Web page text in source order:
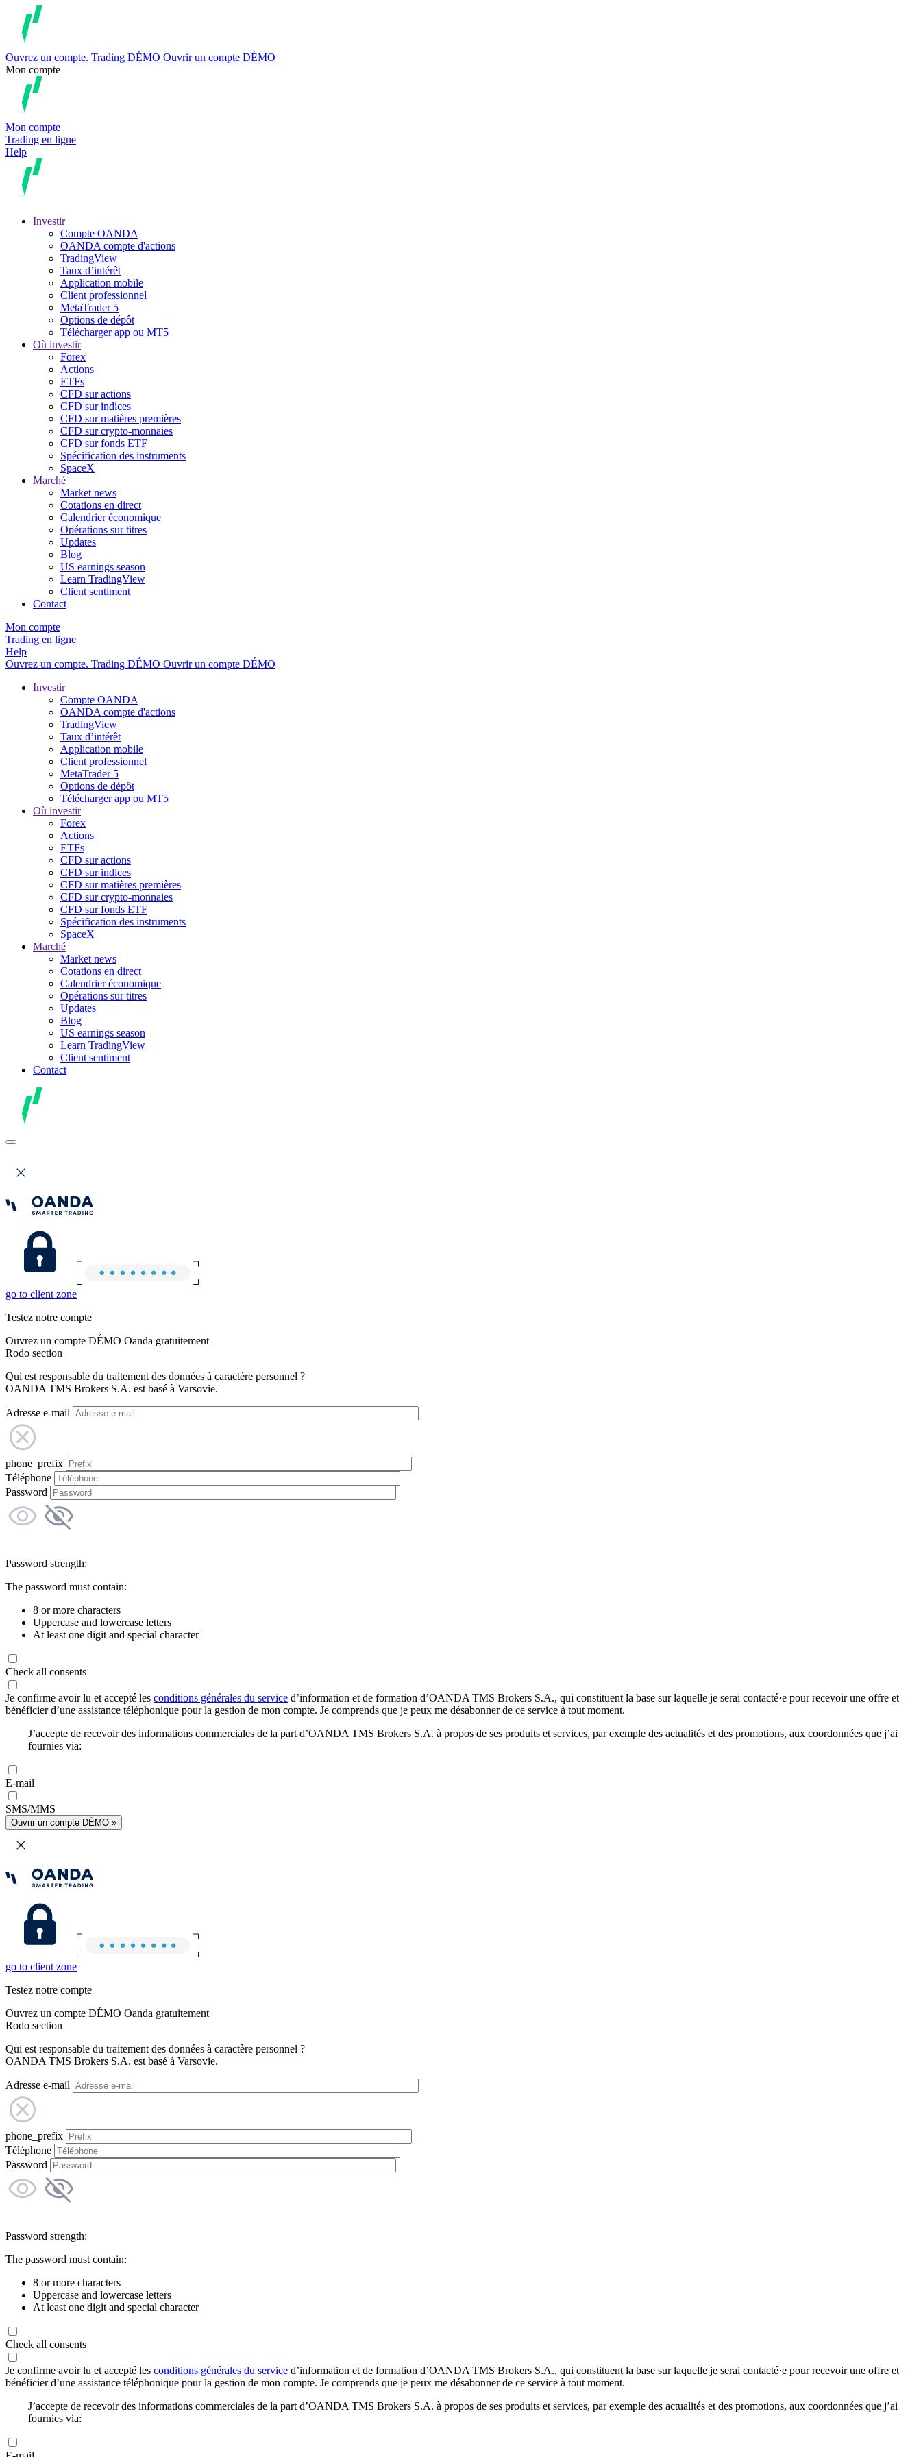
Ouvrez un compte. Trading DÉMO Ouvrir un compte DÉMO
Mon compte
Mon compte
Trading en ligne
Help
Investir
Compte OANDA
OANDA compte d'actions
TradingView
Taux d’intérêt
Application mobile
Client professionnel
MetaTrader 5
Options de dépôt
Télécharger app ou MT5
Où investir
Forex
Actions
ETFs
CFD sur actions
CFD sur indices
CFD sur matières premières
CFD sur crypto-monnaies
CFD sur fonds ETF
Spécification des instruments
SpaceX
Marché
Market news
Cotations en direct
Calendrier économique
Opérations sur titres
Updates
Blog
US earnings season
Learn TradingView
Client sentiment
Contact
Mon compte
Trading en ligne
Help
Ouvrez un compte. Trading DÉMO Ouvrir un compte DÉMO
Investir
Compte OANDA
OANDA compte d'actions
TradingView
Taux d’intérêt
Application mobile
Client professionnel
MetaTrader 5
Options de dépôt
Télécharger app ou MT5
Où investir
Forex
Actions
ETFs
CFD sur actions
CFD sur indices
CFD sur matières premières
CFD sur crypto-monnaies
CFD sur fonds ETF
Spécification des instruments
SpaceX
Marché
Market news
Cotations en direct
Calendrier économique
Opérations sur titres
Updates
Blog
US earnings season
Learn TradingView
Client sentiment
Contact
go to client zone
Testez notre compte
Ouvrez un compte DÉMO Oanda gratuitement
Rodo section
Qui est responsable du traitement des données à caractère personnel ?
OANDA TMS Brokers S.A. est basé à Varsovie.
Adresse e-mail
phone_prefix
Téléphone
Password
Password strength:
The password must contain:
8 or more characters
Uppercase and lowercase letters
At least one digit and special character
Check all consents
Je confirme avoir lu et accepté les conditions générales du service d’information et de formation d’OANDA TMS Brokers S.A., qui constituent la base sur laquelle je serai contacté·e pour recevoir une offre et
bénéficier d’une assistance téléphonique pour la gestion de mon compte. Je comprends que je peux me désabonner de ce service à tout moment.
J’accepte de recevoir des informations commerciales de la part d’OANDA TMS Brokers S.A. à propos de ses produits et services, par exemple des actualités et des promotions, aux coordonnées que j’ai
fournies via:
E-mail
SMS/MMS
Ouvrir un compte DÉMO »
go to client zone
Testez notre compte
Ouvrez un compte DÉMO Oanda gratuitement
Rodo section
Qui est responsable du traitement des données à caractère personnel ?
OANDA TMS Brokers S.A. est basé à Varsovie.
Adresse e-mail
phone_prefix
Téléphone
Password
Password strength:
The password must contain:
8 or more characters
Uppercase and lowercase letters
At least one digit and special character
Check all consents
Je confirme avoir lu et accepté les conditions générales du service d’information et de formation d’OANDA TMS Brokers S.A., qui constituent la base sur laquelle je serai contacté·e pour recevoir une offre et
bénéficier d’une assistance téléphonique pour la gestion de mon compte. Je comprends que je peux me désabonner de ce service à tout moment.
J’accepte de recevoir des informations commerciales de la part d’OANDA TMS Brokers S.A. à propos de ses produits et services, par exemple des actualités et des promotions, aux coordonnées que j’ai
fournies via: